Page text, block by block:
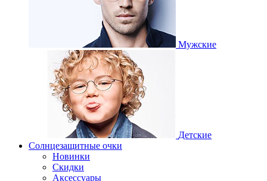
Мужские
Детские
Солнцезащитные очки
Новинки
Скидки
Аксессуары